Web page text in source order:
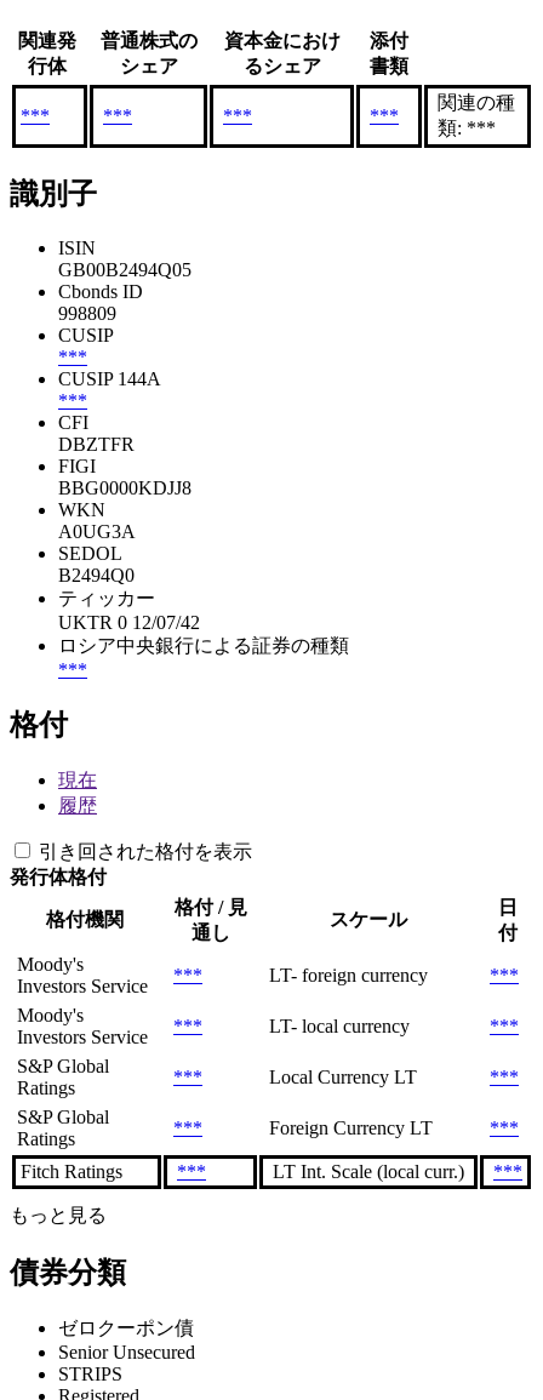
関連発
行体
普通株式の
シェア
資本金におけ
るシェア
添付
書類
*** *** *** ***
関連の種
類: ***
識別子
ISIN
GB00B2494Q05
Cbonds ID
998809
CUSIP
***
CUSIP 144A
***
CFI
DBZTFR
FIGI
BBG0000KDJJ8
WKN
A0UG3A
SEDOL
B2494Q0
ティッカー
UKTR 0 12/07/42
ロシア中央銀行による証券の種類
***
格付
現在
履歴
引き回された格付を表示
発行体格付
格付機関
格付 / 見
通し
スケール
日
付
Moody's
Investors Service
*** LT- foreign currency
***
Moody's
Investors Service
*** LT- local currency
***
S&P Global
Ratings
*** Local Currency LT
***
S&P Global
Ratings
*** Foreign Currency LT ***
Fitch Ratings *** LT Int. Scale (local curr.) ***
もっと見る
債券分類
ゼロクーポン債
Senior Unsecured
STRIPS
Registered